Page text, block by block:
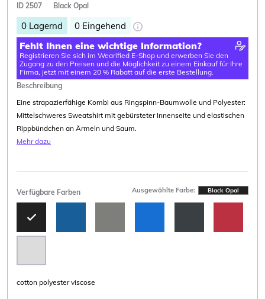
ID 2507 Black Opal
0 Lagernd 0 Eingehend
Fehlt Ihnen eine wichtige Information?
Registrieren Sie sich im Wearified E-Shop und erwerben Sie den
Zugang zu den Preisen und die Möglichkeit zu einem Einkauf für Ihre
Firma, jetzt mit einem 20 % Rabatt auf die erste Bestellung.
Beschreibung
Eine strapazierfähige Kombi aus Ringspinn-Baumwolle und Polyester:
Mittelschweres Sweatshirt mit gebürsteter Innenseite und elastischen
Rippbündchen an Ärmeln und Saum.
Mehr dazu
Verfügbare Farben Ausgewählte Farbe: Black Opal
cotton polyester viscose